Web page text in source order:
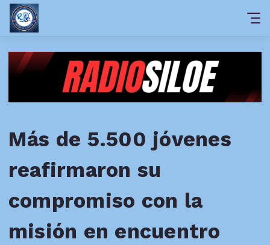
Más de 5.500 jóvenes
reafirmaron su
compromiso con la
misión en encuentro